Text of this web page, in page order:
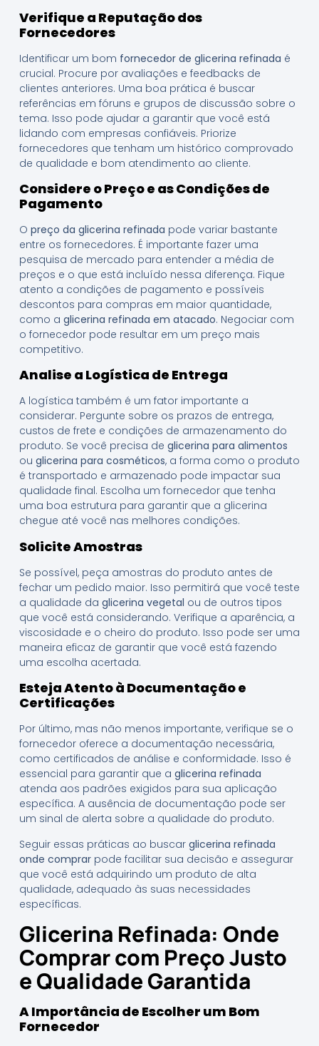
Verifique a Reputação dos
Fornecedores
Identificar um bom fornecedor de glicerina refinada é
crucial. Procure por avaliações e feedbacks de
clientes anteriores. Uma boa prática é buscar
referências em fóruns e grupos de discussão sobre o
tema. Isso pode ajudar a garantir que você está
lidando com empresas confiáveis. Priorize
fornecedores que tenham um histórico comprovado
de qualidade e bom atendimento ao cliente.
Considere o Preço e as Condições de
Pagamento
O preço da glicerina refinada pode variar bastante
entre os fornecedores. É importante fazer uma
pesquisa de mercado para entender a média de
preços e o que está incluído nessa diferença. Fique
atento a condições de pagamento e possíveis
descontos para compras em maior quantidade,
como a glicerina refinada em atacado. Negociar com
o fornecedor pode resultar em um preço mais
competitivo.
Analise a Logística de Entrega
A logística também é um fator importante a
considerar. Pergunte sobre os prazos de entrega,
custos de frete e condições de armazenamento do
produto. Se você precisa de glicerina para alimentos
ou glicerina para cosméticos, a forma como o produto
é transportado e armazenado pode impactar sua
qualidade final. Escolha um fornecedor que tenha
uma boa estrutura para garantir que a glicerina
chegue até você nas melhores condições.
Solicite Amostras
Se possível, peça amostras do produto antes de
fechar um pedido maior. Isso permitirá que você teste
a qualidade da glicerina vegetal ou de outros tipos
que você está considerando. Verifique a aparência, a
viscosidade e o cheiro do produto. Isso pode ser uma
maneira eficaz de garantir que você está fazendo
uma escolha acertada.
Esteja Atento à Documentação e
Certificações
Por último, mas não menos importante, verifique se o
fornecedor oferece a documentação necessária,
como certificados de análise e conformidade. Isso é
essencial para garantir que a glicerina refinada
atenda aos padrões exigidos para sua aplicação
específica. A ausência de documentação pode ser
um sinal de alerta sobre a qualidade do produto.
Seguir essas práticas ao buscar glicerina refinada
onde comprarpode facilitar sua decisão e assegurar
que você está adquirindo um produto de alta
qualidade, adequado às suas necessidades
específicas.
Glicerina Refinada: Onde
Comprar com Preço Justo
e Qualidade Garantida
A Importância de Escolher um Bom
Fornecedor